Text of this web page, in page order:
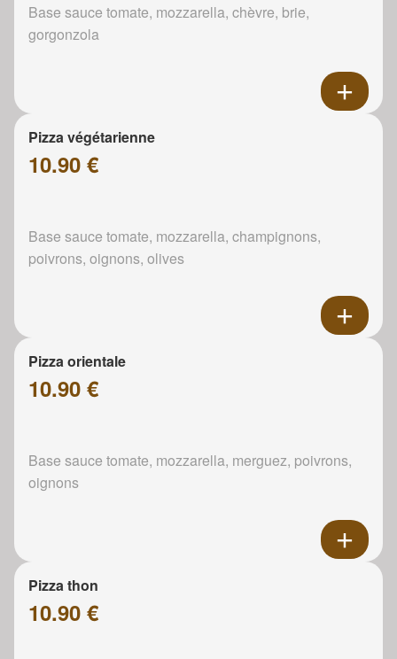
Base sauce tomate, mozzarella, chèvre, brie,
gorgonzola
Pizza végétarienne
10.90 €
Base sauce tomate, mozzarella, champignons,
poivrons, oignons, olives
Pizza orientale
10.90 €
Base sauce tomate, mozzarella, merguez, poivrons,
oignons
Pizza thon
10.90 €